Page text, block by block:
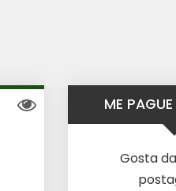
ME
Gosta